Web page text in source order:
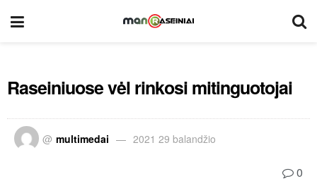
Raseiniuose vėl rinkosi mitinguotojai
@ multimedai 2021 29 balandžio
0